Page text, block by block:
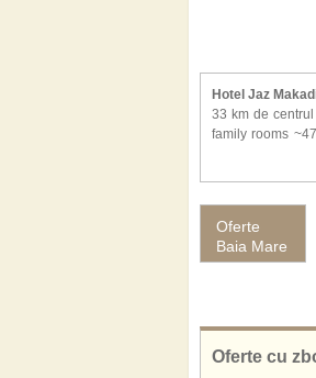
Hotel Jaz
33 km de
family rooms
proprie,
internet WiFi, 2
Hotel Jaz
Jaz Makadina
Oferte
Baia Mare
Oferte cu